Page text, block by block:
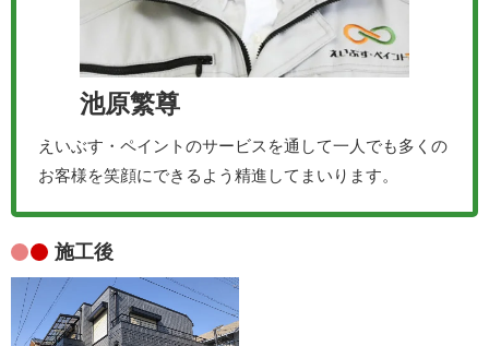
池原繁尊
えいぶす・ペイントのサービスを通して一人でも多くの
お客様を笑顔にできるよう精進してまいります。
施工後